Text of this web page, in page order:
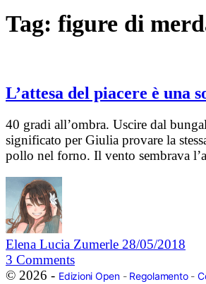
Tag: figure di
L’attesa del piacere è una
40 gradi all’ombra. Uscire dal
significato per Giulia provare la
pollo nel forno. Il vento sembrava
Elena Lucia Zumerle 28/05/2018
3 Comments
© 2026 - Edizioni Open- Regolamento-